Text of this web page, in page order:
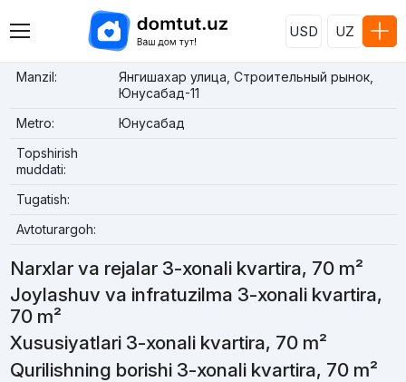
USD UZ
Manzil:
Янгишахар улица, Строительный рынок,
Юнусабад-11
Metro:
Юнусабад
Topshirish
muddati:
Tugatish:
Avtoturargoh:
Narxlar va rejalar 3-xonali kvartira, 70 m²
Joylashuv va infratuzilma 3-xonali kvartira,
70 m²
Xususiyatlari 3-xonali kvartira, 70 m²
Qurilishning borishi 3-xonali kvartira, 70 m²